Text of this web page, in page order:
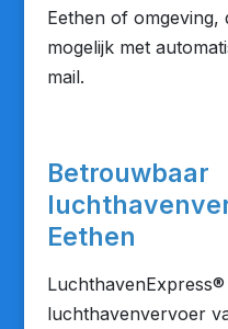
Eethen of omgeving,
mogelijk met
mail.
Betrouwbaar
Eethen
luchthavenvervoer